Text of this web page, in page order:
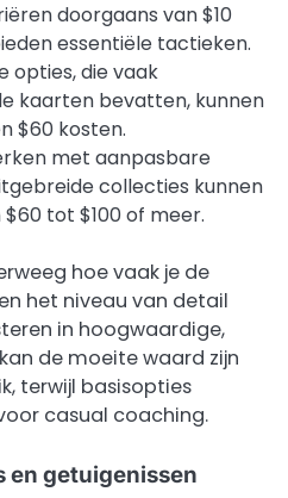
doorgaans van $10
essentiële tactieken.
opties, die vaak
kaarten bevatten, kunnen
$60 kosten.
met aanpasbare
collecties kunnen
tot $100 of meer.
hoe vaak je de
het niveau van detail
in hoogwaardige,
de moeite waard zijn
terwijl basisopties
casual coaching.
en getuigenissen